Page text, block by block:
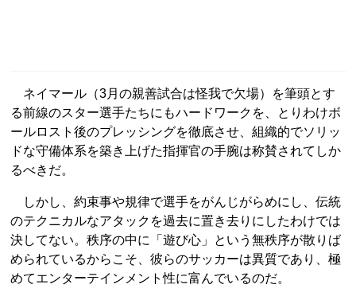
ネイマール（3月の親善試合は怪我で欠場）を筆頭とす
る前線のスター選手たちにもハードワークを、とりわけボ
ールロスト後のプレッシングを徹底させ、組織的でソリッ
ドな守備体系を築き上げた指揮官の手腕は称賛されてしか
るべきだ。
しかし、約束事や規律で選手をがんじがらめにし、伝統
のテクニカルなアタックを過去に置き去りにしたわけでは
決してない。秩序の中に「遊び心」という無秩序が散りば
められているからこそ、彼らのサッカーは異質であり、極
めてエンターテインメント性に富んでいるのだ。